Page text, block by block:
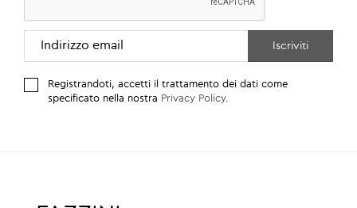
Registrandoti, accetti il trattamento dei dati come
specificato nella nostra Privacy Policy.